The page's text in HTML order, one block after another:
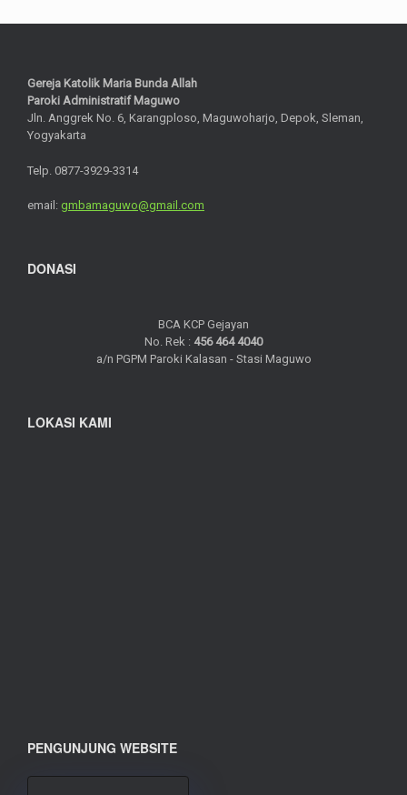
Gereja Katolik Maria Bunda Allah
Paroki Administratif Maguwo
Jln. Anggrek No. 6, Karangploso, Maguwoharjo, Depok, Sleman,
Yogyakarta
Telp. 0877-3929-3314
email: gmbamaguwo@gmail.com
DONASI
BCA KCP Gejayan
No. Rek : 456 464 4040
a/n PGPM Paroki Kalasan - Stasi Maguwo
LOKASI KAMI
PENGUNJUNG WEBSITE